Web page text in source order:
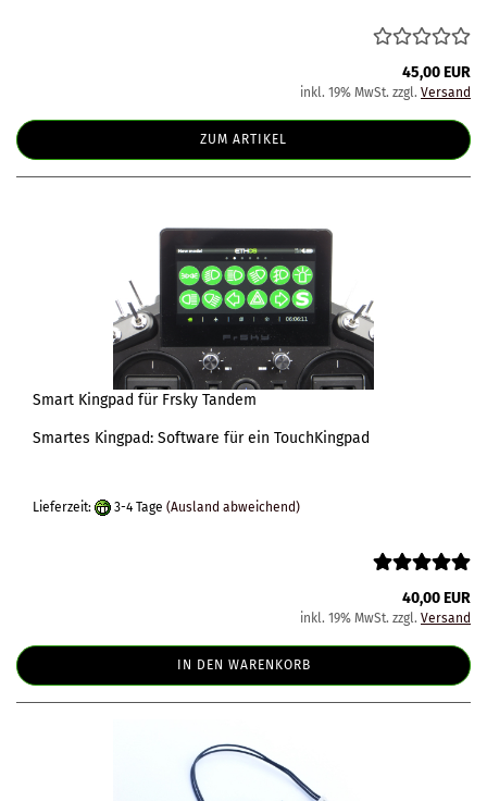
45,00 EUR
inkl. 19% MwSt. zzgl. Versand
ZUM ARTIKEL
Smart Kingpad für Frsky Tandem
Smartes Kingpad: Software für ein TouchKingpad
Lieferzeit: 3-4 Tage (Ausland abweichend)
40,00 EUR
inkl. 19% MwSt. zzgl. Versand
IN DEN WARENKORB